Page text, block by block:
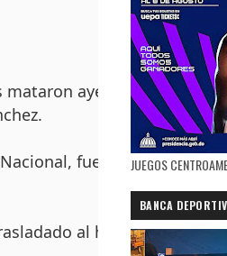
mataron ayer a balazos a
fue herido
al hospital público
JUEGOS
BANCA